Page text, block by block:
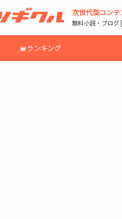
次世代型コン
無料小説・ブログ
ランキング